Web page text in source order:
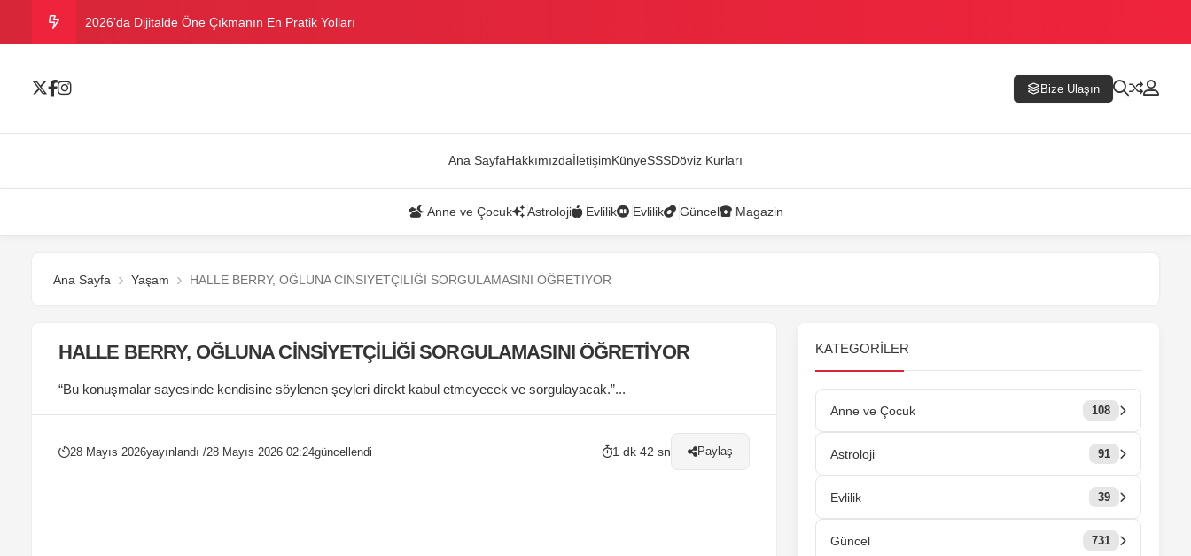
2026’da Dijitalde Öne Çıkmanın En Pratik Yolları
Bize Ulaşın
Ana SayfaHakkımızdaİletişimKünyeSSSDöviz Kurları
Anne ve Çocuk Astroloji Evlilik Evlilik Güncel Magazin
Ana Sayfa Yaşam HALLE BERRY, OĞLUNA CİNSİYETÇİLİĞİ SORGULAMASINI ÖĞRETİYOR
HALLE BERRY, OĞLUNA CİNSİYETÇİLİĞİ SORGULAMASINI ÖĞRETİYOR
“Bu konuşmalar sayesinde kendisine söylenen şeyleri direkt kabul etmeyecek ve sorgulayacak.”...
28 Mayıs 2026yayınlandı /28 Mayıs 2026 02:24güncellendi 1 dk 42 sn Paylaş
KATEGORILER
Anne ve Çocuk 108
Astroloji 91
Evlilik 39
Güncel 731